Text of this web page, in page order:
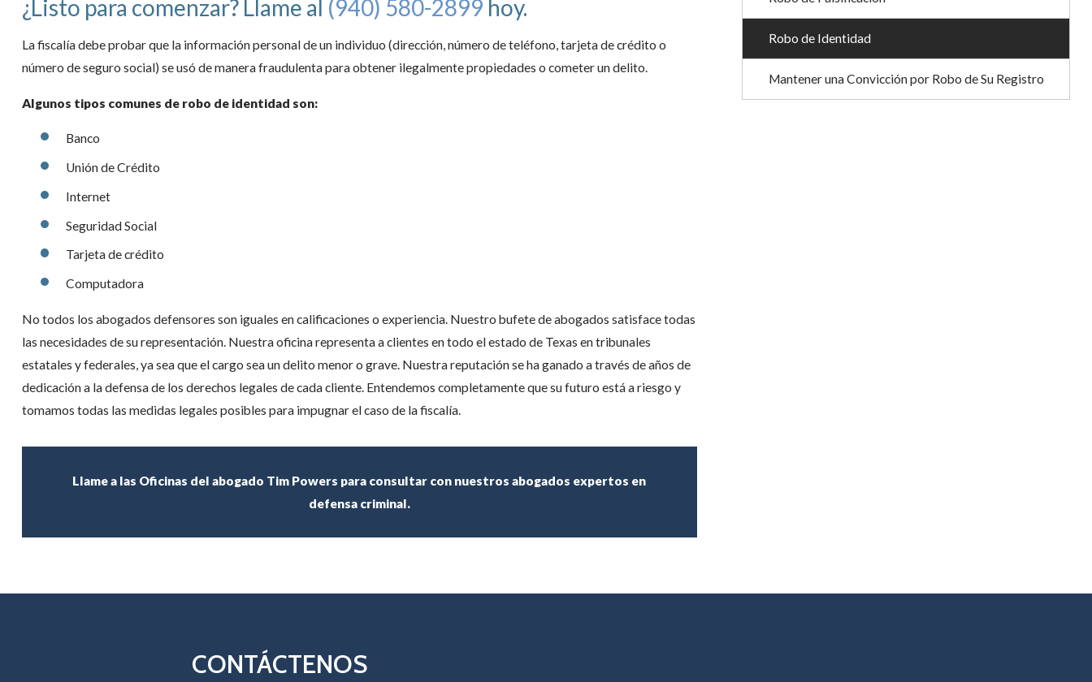
¿Listo para comenzar? Llame al (940) 580-2899 hoy.
La fiscalía debe probar que la información personal de un individuo (dirección, número de teléfono, tarjeta de crédito o
número de seguro social) se usó de manera fraudulenta para obtener ilegalmente propiedades o cometer un delito.
Algunos tipos comunes de robo de identidad son:
Banco
Unión de Crédito
Internet
Seguridad Social
Tarjeta de crédito
Computadora
No todos los abogados defensores son iguales en calificaciones o experiencia. Nuestro bufete de abogados satisface todas
las necesidades de su representación. Nuestra oficina representa a clientes en todo el estado de Texas en tribunales
estatales y federales, ya sea que el cargo sea un delito menor o grave. Nuestra reputación se ha ganado a través de años de
dedicación a la defensa de los derechos legales de cada cliente. Entendemos completamente que su futuro está a riesgo y
tomamos todas las medidas legales posibles para impugnar el caso de la fiscalía.
Llame a las Oficinas del abogado Tim Powers para consultar con nuestros abogados expertos en
defensa criminal.
Robo de Identidad
Mantener una Convicción por Robo de Su Registro
CONTÁCTENOS